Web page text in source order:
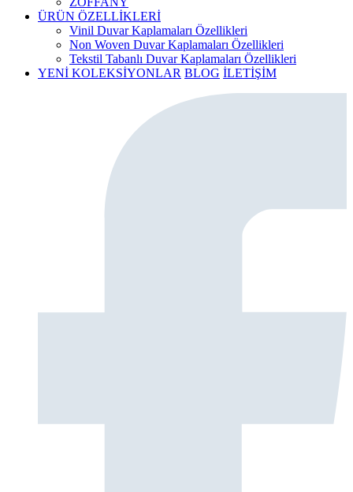
ÜRÜN ÖZELLİKLERİ
Vinil Duvar Kaplamaları Özellikleri
Non Woven Duvar Kaplamaları Özellikleri
Tekstil Tabanlı Duvar Kaplamaları Özellikleri
YENİ KOLEKSİYONLAR BLOG İLETİŞİM